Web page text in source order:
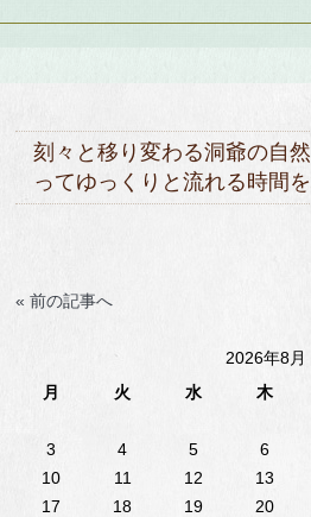
刻々と移り変わる洞爺の自
ってゆっくりと流れる時間
« 前の記事へ
2026年8月
月
火 水 木
3
4 5 6
10
11 12 13
17
18 19 20